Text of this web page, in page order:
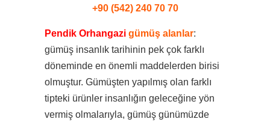
+90 (542) 240 70 70
Pendik Orhangazi gümüş alanlar:
gümüş insanlık tarihinin pek çok farklı
döneminde en önemli maddelerden birisi
olmuştur. Gümüşten yapılmış olan farklı
tipteki ürünler insanlığın geleceğine yön
vermiş olmalarıyla, gümüş günümüzde